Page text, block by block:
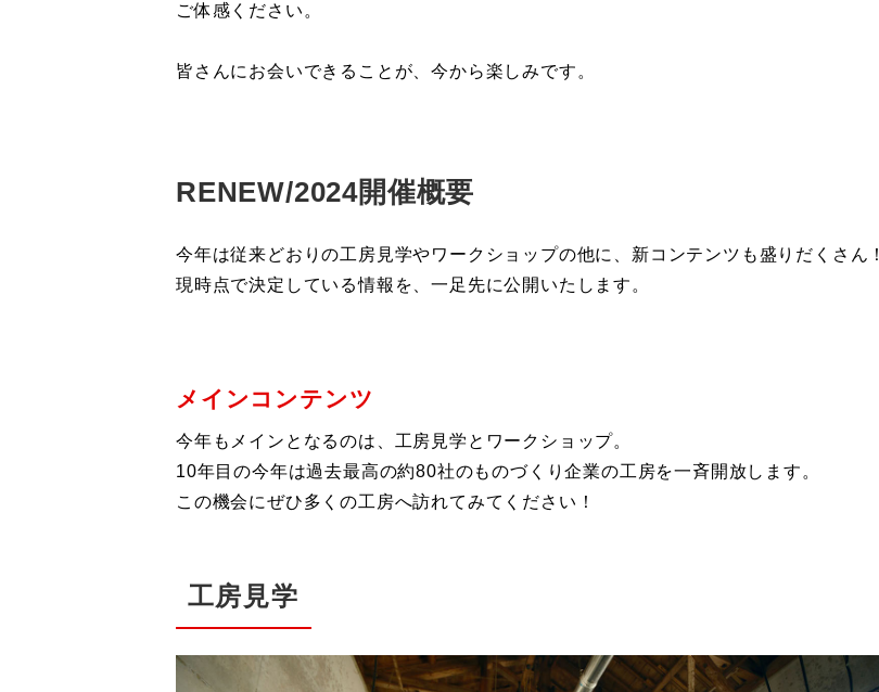
ご体感ください。
皆さんにお会いできることが、今から楽しみです。
RENEW/2024開催概要
今年は従来どおりの工房見学やワークショップの他に、新コンテンツも盛りだくさん！
現時点で決定している情報を、一足先に公開いたします。
メインコンテンツ
今年もメインとなるのは、工房見学とワークショップ。
10年目の今年は過去最高の約80社のものづくり企業の工房を一斉開放します。
この機会にぜひ多くの工房へ訪れてみてください！
工房見学